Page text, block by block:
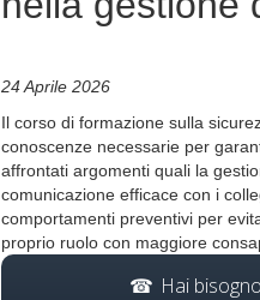
24 Aprile 2026
Il corso di formazione sulla
conoscenze necessarie per
affrontati argomenti quali la
comunicazione efficace con i
comportamenti preventivi per
proprio ruolo con maggiore
Hai